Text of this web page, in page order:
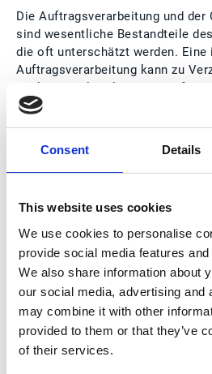
Consent Details
This website uses cookies
We use cookies to personalise
provide social media features
We also share information about
our social media, advertising and
may combine it with other
provided to them or that they’ve
of their services.
Die Auftragsverarbeitung und der
sind wesentliche Bestandteile
die oft unterschätzt werden.
Auftragsverarbeitung kann zu
Fehlern und letztlich zu
führen. Durch den Einsatz von
Kundenzufriedenheit steigern.
knapper Budgets und
lohnende Investition sein.
1. Effiziente Arbeitsabläufe
Automatisierung reduziert
beschleunigt Prozesse, was zu
Steigerung der Effizienz führt.
Mitarbeitende weniger Zeit mit
verbringen und sich auf
konzentrieren können. Die